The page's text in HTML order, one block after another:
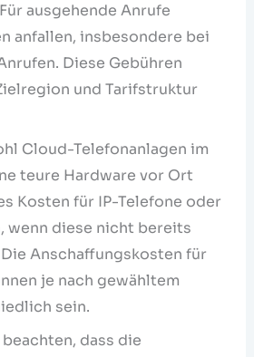
ausgehende Anrufe
anfallen, insbesondere bei
Diese Gebühren
und Tarifstruktur
Cloud-Telefonanlagen im
teure Hardware vor Ort
Kosten für IP-Telefone oder
wenn diese nicht bereits
Anschaffungskosten für
je nach gewähltem
sein.
dass die